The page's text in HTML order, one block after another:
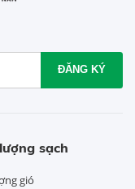
ĐĂNG KÝ
sạch
gió